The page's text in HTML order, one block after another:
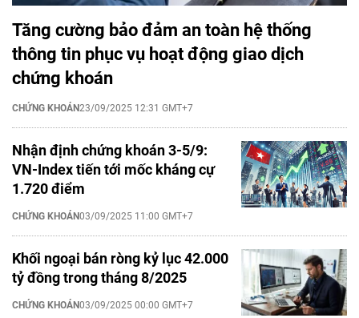
Tăng cường bảo đảm an toàn hệ thống
thông tin phục vụ hoạt động giao dịch
chứng khoán
CHỨNG KHOÁN23/09/2025 12:31 GMT+7
Nhận định chứng khoán 3-5/9:
VN-Index tiến tới mốc kháng cự
1.720 điểm
CHỨNG KHOÁN03/09/2025 11:00 GMT+7
Khối ngoại bán ròng kỷ lục 42.000
tỷ đồng trong tháng 8/2025
CHỨNG KHOÁN03/09/2025 00:00 GMT+7